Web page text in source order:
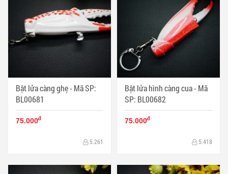
Bật lửa càng ghẹ - Mã SP:
BL00681
75.000đ
5.261
Bật lửa hình càng cua - Mã
SP: BL00682
75.000đ
5.418